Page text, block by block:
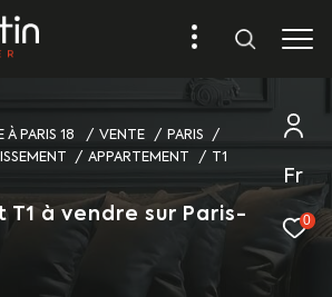
Fr
0
À PARIS 18 VENTE
PARIS
APPARTEMENT T1
à vendre sur Paris-